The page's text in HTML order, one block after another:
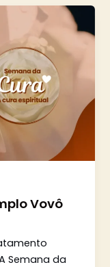
Vovô
Semana da